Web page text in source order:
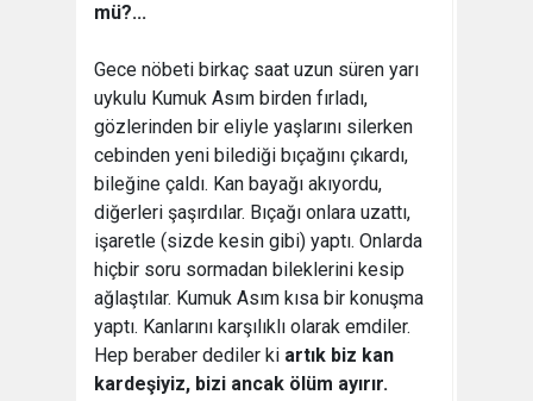
mü?...
Gece nöbeti birkaç saat uzun süren yarı
uykulu Kumuk Asım birden fırladı,
gözlerinden bir eliyle yaşlarını silerken
cebinden yeni bilediği bıçağını çıkardı,
bileğine çaldı. Kan bayağı akıyordu,
diğerleri şaşırdılar. Bıçağı onlara uzattı,
işaretle (sizde kesin gibi) yaptı. Onlarda
hiçbir soru sormadan bileklerini kesip
ağlaştılar. Kumuk Asım kısa bir konuşma
yaptı. Kanlarını karşılıklı olarak emdiler.
Hep beraber dediler ki artık biz kan
kardeşiyiz, bizi ancak ölüm ayırır.